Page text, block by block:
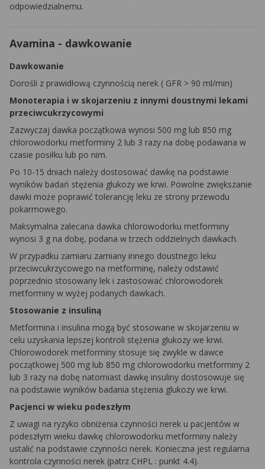
odpowiedzialnemu.
Avamina - dawkowanie
Dawkowanie
Dorośli z prawidłową czynnością nerek ( GFR > 90 ml/min)
Monoterapia i w skojarzeniu z innymi doustnymi lekami
przeciwcukrzycowymi
Zazwyczaj dawka początkowa wynosi 500 mg lub 850 mg
chlorowodorku metforminy 2 lub 3 razy na dobę podawana w
czasie posiłku lub po nim.
Po 10-15 dniach należy dostosować dawkę na podstawie
wyników badań stężenia glukozy we krwi. Powolne zwiększanie
dawki może poprawić tolerancję leku ze strony przewodu
pokarmowego.
Maksymalna zalecana dawka chlorowodorku metforminy
wynosi 3 g na dobę, podana w trzech oddzielnych dawkach.
W przypadku zamiaru zamiany innego doustnego leku
przeciwcukrzycowego na metforminę, należy odstawić
poprzednio stosowany lek i zastosować chlorowodorek
metforminy w wyżej podanych dawkach.
Stosowanie z insuliną
Metformina i insulina mogą być stosowane w skojarzeniu w
celu uzyskania lepszej kontroli stężenia glukozy we krwi.
Chlorowodorek metforminy stosuje się zwykle w dawce
początkowej 500 mg lub 850 mg chlorowodorku metforminy 2
lub 3 razy na dobę natomiast dawkę insuliny dostosowuje się
na podstawie wyników badania stężenia glukozy we krwi.
Pacjenci w wieku podeszłym
Z uwagi na ryzyko obniżenia czynności nerek u pacjentów w
podeszłym wieku dawkę chlorowodorku metforminy należy
ustalić na podstawie czynności nerek. Konieczna jest regularna
kontrola czynności nerek (patrz CHPL : punkt 4.4).